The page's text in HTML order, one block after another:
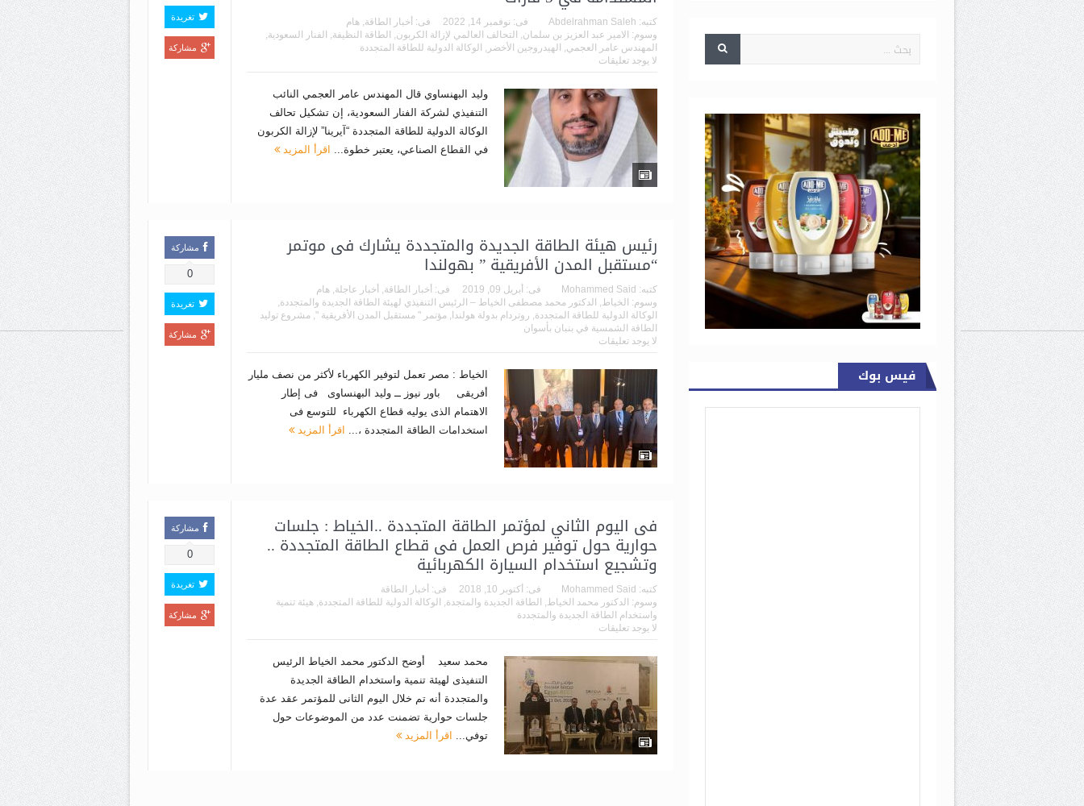
كتبه: Abdelrahman Saleh فى: نوفمبر 14, 2022 فى: أخبار الطاقة هام
وسوم: الامير عبد العزيز بن سلمان التحالف العالمي لإزالة الكربون الطاقة النظيفة الفنار السعودية
المهندس عامر العجمي الهيدروجين الأخضر
الوكالة الدولية للطاقة المتجددة
لا يوجد تعليقات
وليد البهنساوي قال المهندس عامر العجمي النائب
التنفيذي لشركة الفنار السعودية، إن تشكيل تحالف
الوكالة الدولية للطاقة المتجددة “آيرينا” لإزالة الكربون
في القطاع الصناعي، يعتبر خطوة... اقرأ المزيد
تغريدة
مشاركة
رئيس هيئة الطاقة الجديدة والمتجددة يشارك فى موتمر
“مستقبل المدن الأفريقية ” بهولندا
كتبه: Mohammed Said فى: أبريل 09, 2019 فى: أخبار الطاقة أخبار عاجلة هام
وسوم: الخياط الدكتور محمد مصطفى الخياط – الرئيس التنفيذي لهيئة الطاقة الجديدة والمتجددة
الوكالة الدولية للطاقة المتجددة روتردام بدولة هولندا مؤتمر " مستقبل المدن الأفريقية " مشروع توليد
الطاقة الشمسية في بنبان بأسوان
لا يوجد تعليقات
الخياط : مصر تعمل لتوفير الكهرباء لأكثر من نصف مليار
أفريقى باور نيوز ــ وليد البهنساوى فى إطار
الاهتمام الذى يوليه قطاع الكهرباء للتوسع فى
استخدامات الطاقة المتجددة ،... اقرأ المزيد
مشاركة
0
تغريدة
مشاركة
فى اليوم الثاني لمؤتمر الطاقة المتجددة ..الخياط : جلسات
حوارية حول توفير فرص العمل فى قطاع الطاقة المتجددة ..
وتشجيع استخدام السيارة الكهربائية
كتبه: Mohammed Said فى: أكتوبر 10, 2018 فى: أخبار الطاقة
وسوم: الدكتور محمد الخياط الطاقة الجديدة والمتجدة الوكالة الدولية للطاقة المتجددة هيئة تنمية
واستخدام الطاقة الجديدة والمتجددة
لا يوجد تعليقات
محمد سعيد أوضح الدكتور محمد الخياط الرئيس
التنفيذى لهيئة تنمية واستخدام الطاقة الجديدة
والمتجددة أنه تم خلال اليوم الثانى للمؤتمر عقد عدة
جلسات حوارية تضمنت عدد من الموضوعات حول
توفي... اقرأ المزيد
مشاركة
0
تغريدة
مشاركة
فيس بوك